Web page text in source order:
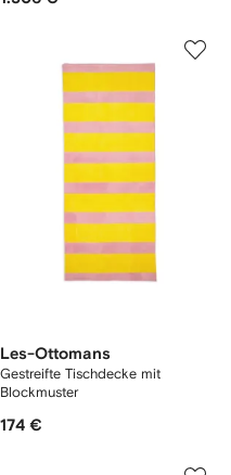
Les-Ottomans
Gestreifte Tischdecke mit
Blockmuster
174 €